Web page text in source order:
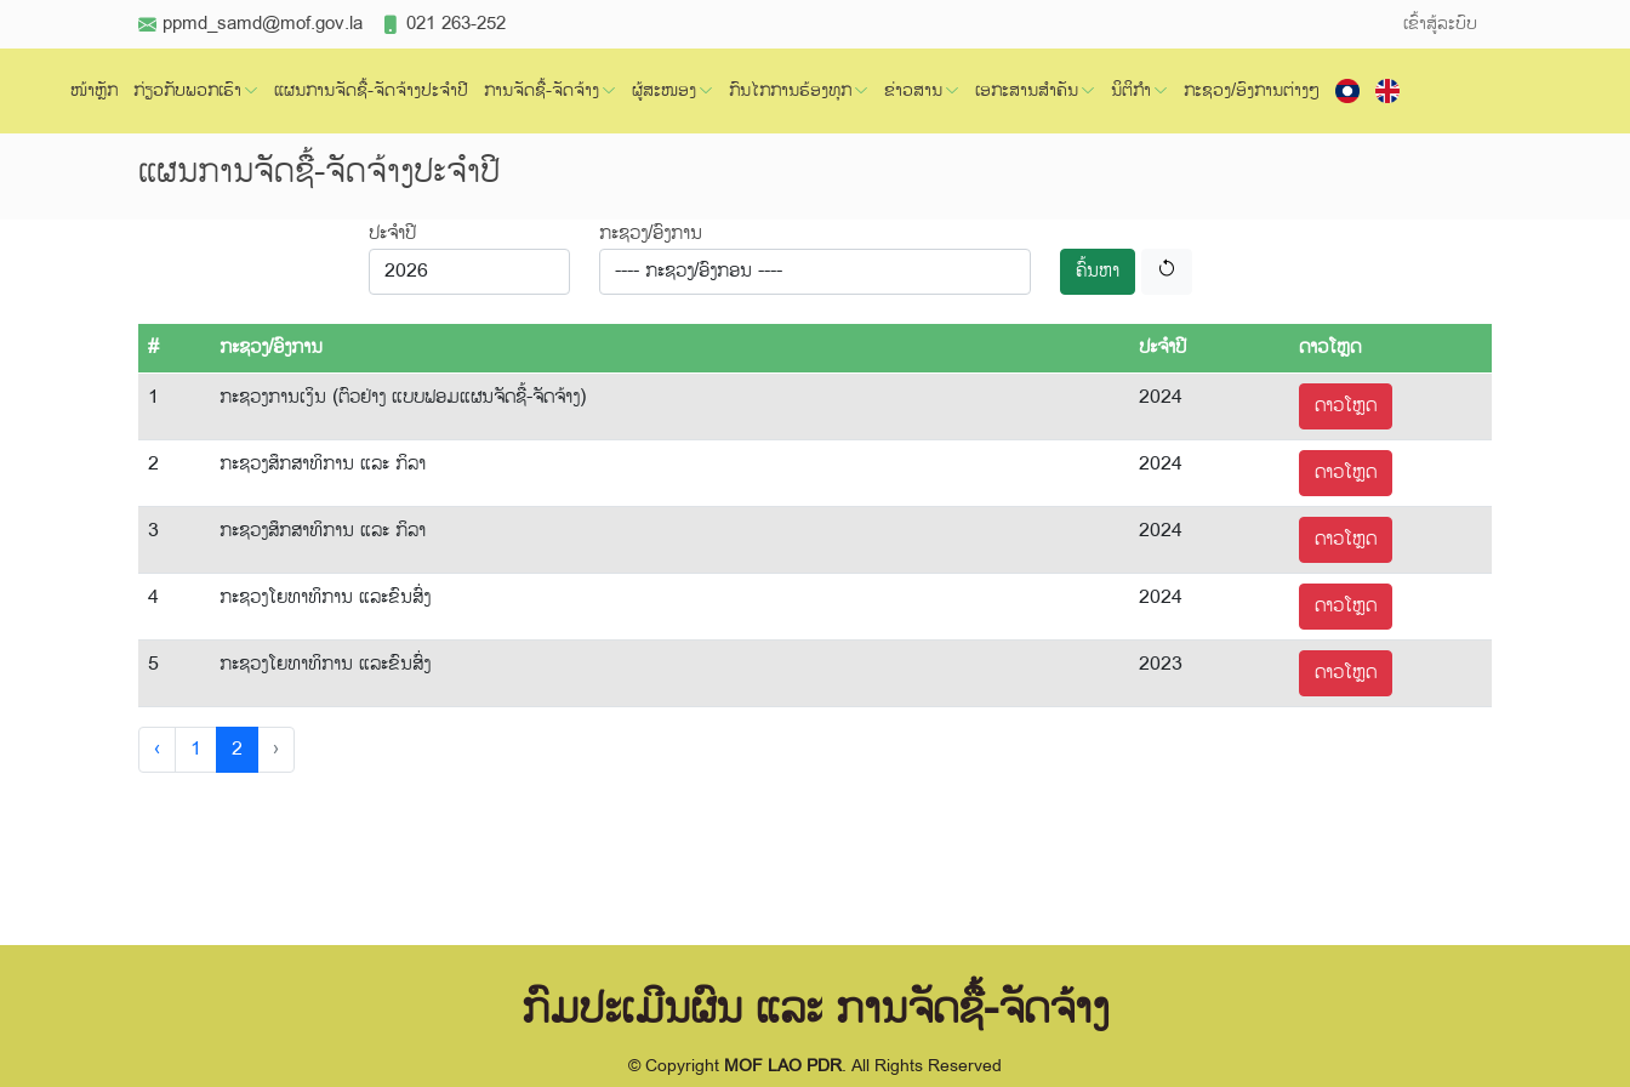
ppmd_samd@mof.gov.la 021 263-252 ເຂົ້າສູ້ລະບົບ
ໜ້າຫຼັກ ກ່ຽວກັບພວກເຮົາ ແຜນການຈັດຊື້-ຈັດຈ້າງປະຈຳປີ ການຈັດຊື້-ຈັດຈ້າງ ຜູ້ສະໜອງ ກົນໄກການຮ້ອງທຸກ ຂ່າວສານ ເອກະສານສຳຄັນ ນິຕິກຳ ກະຊວງ/ອົງການຕ່າງໆ
ແຜນການຈັດຊື້-ຈັດຈ້າງປະຈຳປີ
ປະຈຳປີ
ກະຊວງ/ອົງການ
ຄົ້ນຫາ
# ກະຊວງ/ອົງການ ປະຈຳປີ
ດາວໂຫຼດ
1
ກະຊວງການເງິນ (ຕົວຢ່າງ ແບບຟອມແຜນຈັດຊື້-ຈັດຈ້າງ) 2024 ດາວໂຫຼດ
2 ກະຊວງສຶກສາທິການ ແລະ ກິລາ 2024 ດາວໂຫຼດ
3 ກະຊວງສຶກສາທິການ ແລະ ກິລາ 2024 ດາວໂຫຼດ
4 ກະຊວງໂຍທາທິການ ແລະຂົນສົ່ງ 2024 ດາວໂຫຼດ
5 ກະຊວງໂຍທາທິການ ແລະຂົນສົ່ງ 2023 ດາວໂຫຼດ
‹ 1 2 ›
ກົມປະເມີນຜົນ ແລະ ການຈັດຊື້-ຈັດຈ້າງ
© Copyright MOF LAO PDR. All Rights Reserved